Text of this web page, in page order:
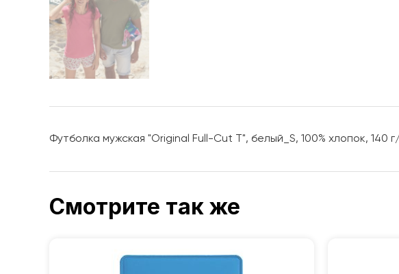
Футболка мужская "Original Full-Cut T", белый_S, 100% хлопок, 140
Смотрите так же